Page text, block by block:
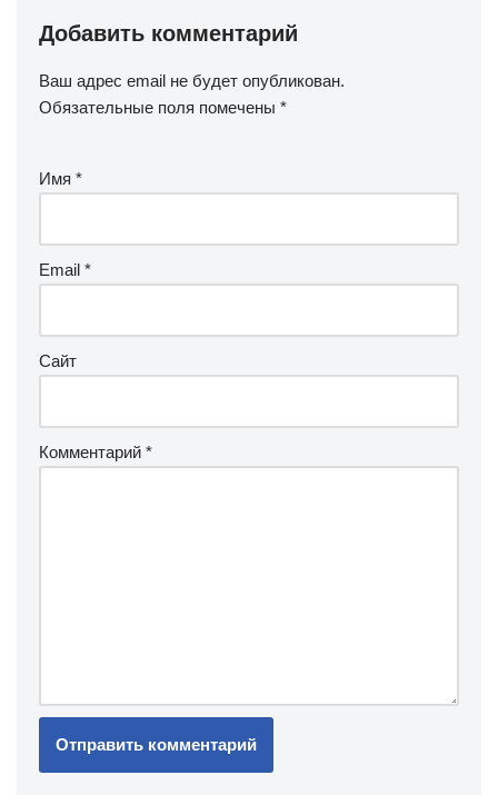
Добавить комментарий
Ваш адрес email не будет опубликован.
Обязательные поля помечены *
Имя *
Email *
Сайт
Комментарий *